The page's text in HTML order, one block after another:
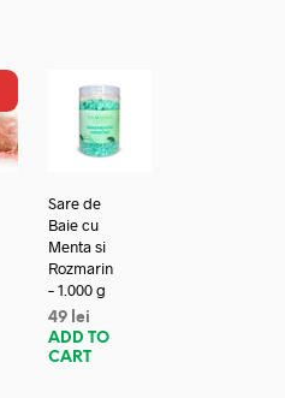
Sare de
Baie cu
Menta si
Rozmarin
– 1.000 g
49 lei
ADD TO
CART